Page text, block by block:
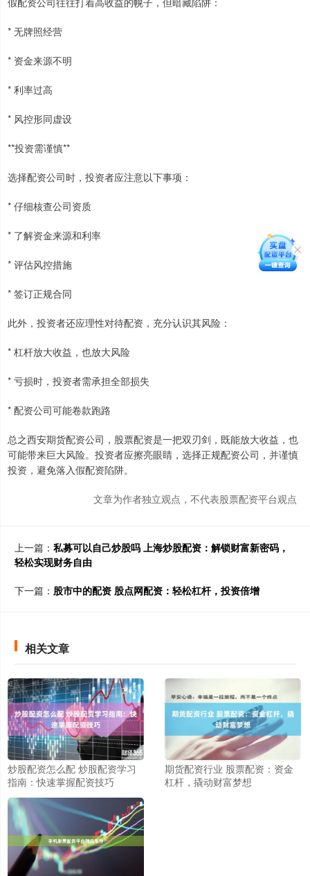
* 无牌照经营
* 资金来源不明
* 利率过高
* 风控形同虚设
**投资需谨慎**
选择配资公司时，投资者应注意以下事项：
* 仔细核查公司资质
* 了解资金来源和利率
* 评估风控措施
* 签订正规合同
此外，投资者还应理性对待配资，充分认识其风险：
* 杠杆放大收益，也放大风险
* 亏损时，投资者需承担全部损失
* 配资公司可能卷款跑路
总之西安期货配资公司，股票配资是一把双刃剑，既能放大收益，也
可能带来巨大风险。投资者应擦亮眼睛，选择正规配资公司，并谨慎
投资，避免落入假配资陷阱。
文章为作者独立观点，不代表股票配资平台观点
上一篇： 私募可以自己炒股吗 上海炒股配资：解锁财富新密码，
轻松实现财务自由
下一篇： 股市中的配资 股点网配资：轻松杠杆，投资倍增
相关文章
炒股配资怎么配 炒股配资学习
指南：快速掌握配资技巧
期货配资行业 股票配资：资金
杠杆，撬动财富梦想